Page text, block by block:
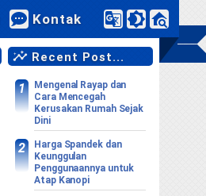
Kontak
Recent Post...
Mengenal Rayap dan
Cara Mencegah
Kerusakan Rumah Sejak
Dini
Harga Spandek dan
Keunggulan
Penggunaannya untuk
Atap Kanopi